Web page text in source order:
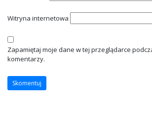
Witryna internetowa
Zapamiętaj moje dane w tej przeglądarce
komentarzy.